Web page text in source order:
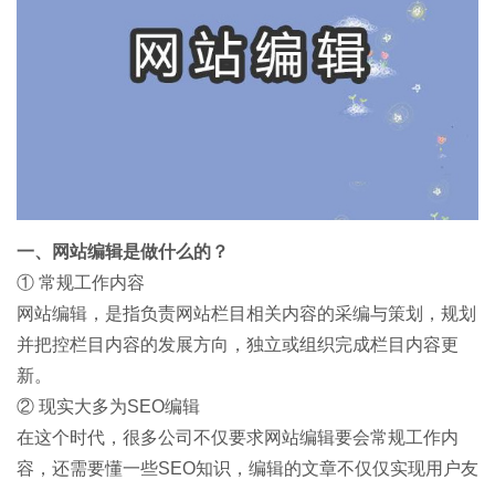
一、网站编辑是做什么的？
① 常规工作内容
网站编辑，是指负责网站栏目相关内容的采编与策划，规划
并把控栏目内容的发展方向，独立或组织完成栏目内容更
新。
② 现实大多为SEO编辑
在这个时代，很多公司不仅要求网站编辑要会常规工作内
容，还需要懂一些SEO知识，编辑的文章不仅仅实现用户友